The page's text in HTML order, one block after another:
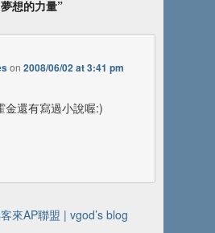
夢想的力量”
on2008/06/02 at 3:41 pm
金還有寫過小說喔:)
來AP聯盟 | vgod’s blog